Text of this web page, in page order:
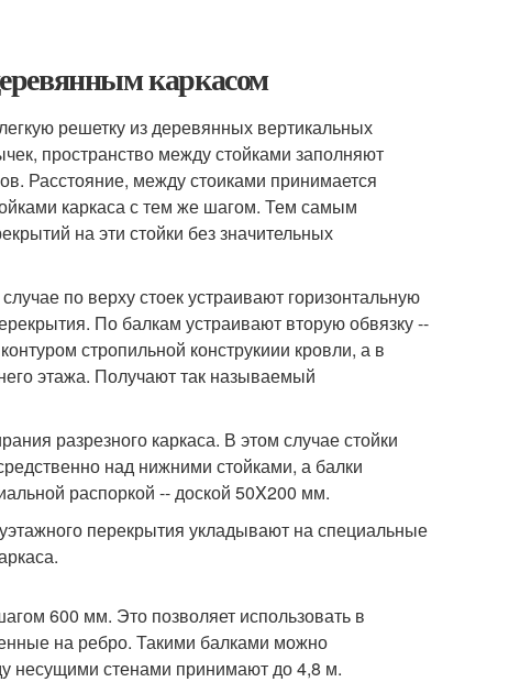
каркасом
решетку из деревянных вертикальных
пространство между стойками заполняют
Расстояние, между стоиками принимается
каркаса с тем же шагом. Тем самым
на эти стойки без значительных
по верху стоек устраивают горизонтальную
По балкам устраивают вторую обвязку --
стропильной конструкиии кровли, а в
этажа. Получают так называемый
разрезного каркаса. В этом случае стойки
над нижними стойками, а балки
распоркой -- доской 50X200 мм.
перекрытия укладывают на специальные
600 мм. Это позволяет использовать в
на ребро. Такими балками можно
несущими стенами принимают до 4,8 м.